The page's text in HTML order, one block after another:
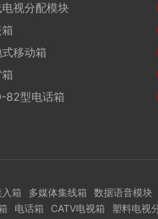
视分配模块
移动箱
82型电话箱
箱 多媒体集线箱 数据语音模块
电话箱 CATV电视箱 塑料电视